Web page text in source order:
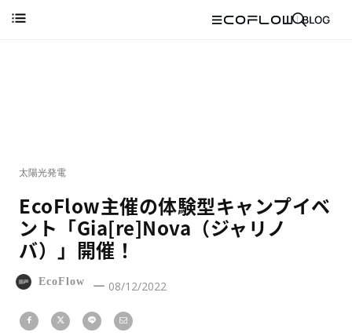
太陽光発電
EcoFlow主催の体験型キャンプイベ
ント「Gia[re]Nova（ジャリノ
バ）」開催！
EcoFlow 08/12/2022